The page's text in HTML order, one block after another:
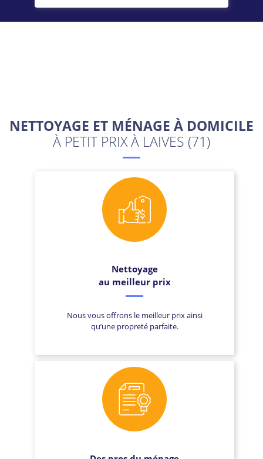
NETTOYAGE ET MÉNAGE À DOMICILE
À PETIT PRIX À LAIVES (71)
Nettoyage
au meilleur prix
Nous vous offrons le meilleur prix ainsi
qu’une propreté parfaite.